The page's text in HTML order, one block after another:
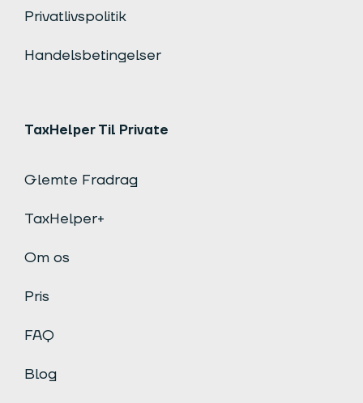
Privatlivspolitik
Handelsbetingelser
TaxHelper Til Private
Glemte Fradrag
TaxHelper+
Om os
Pris
FAQ
Blog